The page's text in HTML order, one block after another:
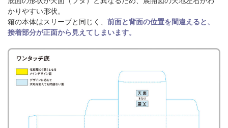
かりやすい形状。
箱の本体はスリーブと同じく、 前面と背面の位置を間違えると、
接着部分が正面から見えてしまいます。